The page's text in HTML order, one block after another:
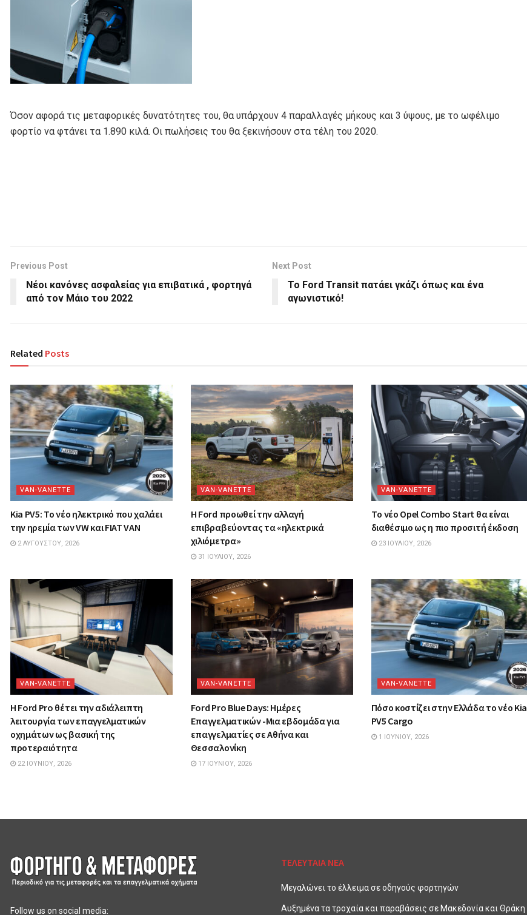
Όσον αφορά τις μεταφορικές δυνατότητες του, θα υπάρχουν 4 παραλλαγές μήκους και 3 ύψους, με το ωφέλιμο
φορτίο να φτάνει τα 1.890 κιλά. Οι πωλήσεις του θα ξεκινήσουν στα τέλη του 2020.
Previous Post
Νέοι κανόνες ασφαλείας για επιβατικά , φορτηγά
από τον Μάιο του 2022
Next Post
Το Ford Transit πατάει γκάζι όπως και ένα
αγωνιστικό!
Related Posts
VAN-VANETTΕ
Kia PV5: Το νέο ηλεκτρικό που χαλάει
την ηρεμία των VW και FIAT VAN
2 ΑΥΓΟΎΣΤΟΥ, 2026
VAN-VANETTΕ
Η Ford προωθεί την αλλαγή
επιβραβεύοντας τα «ηλεκτρικά
χιλιόμετρα»
31 ΙΟΥΛΊΟΥ, 2026
VAN-VANETTΕ
Tο νέο Opel Combo Start θα είναι
διαθέσιμο ως η πιο προσιτή έκδοση
23 ΙΟΥΛΊΟΥ, 2026
VAN-VANETTΕ
Η Ford Pro θέτει την αδιάλειπτη
λειτουργία των επαγγελματικών
οχημάτων ως βασική της
προτεραιότητα
22 ΙΟΥΝΊΟΥ, 2026
VAN-VANETTΕ
Ford Pro Blue Days: Ημέρες
Επαγγελματικών -Μια εβδομάδα για
επαγγελματίες σε Αθήνα και
Θεσσαλονίκη
17 ΙΟΥΝΊΟΥ, 2026
VAN-VANETTΕ
Πόσο κοστίζει στην Ελλάδα το νέο Kia
PV5 Cargo
1 ΙΟΥΝΊΟΥ, 2026
Follow us on social media:
ΤΕΛΕΥΤΑΙΑ ΝΕΑ
Μεγαλώνει το έλλειμα σε οδηγούς φορτηγών
Αυξημένα τα τροχαία και παραβάσεις σε Μακεδονία και Θράκη